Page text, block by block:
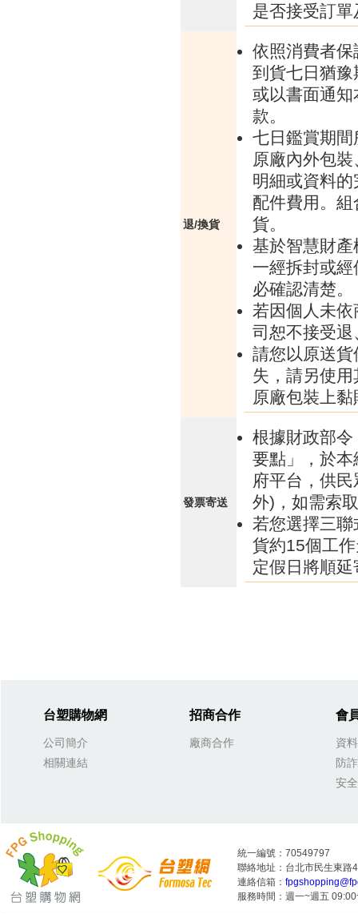
是否接受訂
退/換貨
依照消費者
到貨七日猶
或以書面通
款。
七日鑑賞期
原廠內外包
明細或資料
配件費用。
貨。
基於智慧財
一經拆封或
必確認清楚。
若因個人未
司恕不接受
請您以原送
失，請另使
原廠包裝上
發票寄送
根據財政部
要點」，於
府平台，供
外)，如需索
若您選擇三
貨約15個工
定假日將順延
台塑購物網
公司簡介
相關連結
招商合作
廠商合作
會
資
防
安
統一編號：70549797
聯絡地址：台北市民生東路
連絡信箱：
服務時間：週一~週五